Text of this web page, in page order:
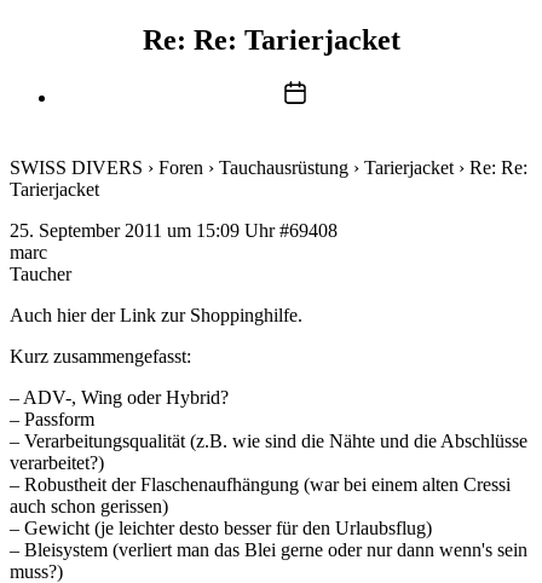
Re: Re: Tarierjacket
Beitragsdatum
SWISS DIVERS › Foren › Tauchausrüstung › Tarierjacket › Re: Re:
Tarierjacket
25. September 2011 um 15:09 Uhr #69408
marc
Taucher
Auch hier der Link zur Shoppinghilfe.
Kurz zusammengefasst:
– ADV-, Wing oder Hybrid?
– Passform
– Verarbeitungsqualität (z.B. wie sind die Nähte und die Abschlüsse
verarbeitet?)
– Robustheit der Flaschenaufhängung (war bei einem alten Cressi
auch schon gerissen)
– Gewicht (je leichter desto besser für den Urlaubsflug)
– Bleisystem (verliert man das Blei gerne oder nur dann wenn's sein
muss?)